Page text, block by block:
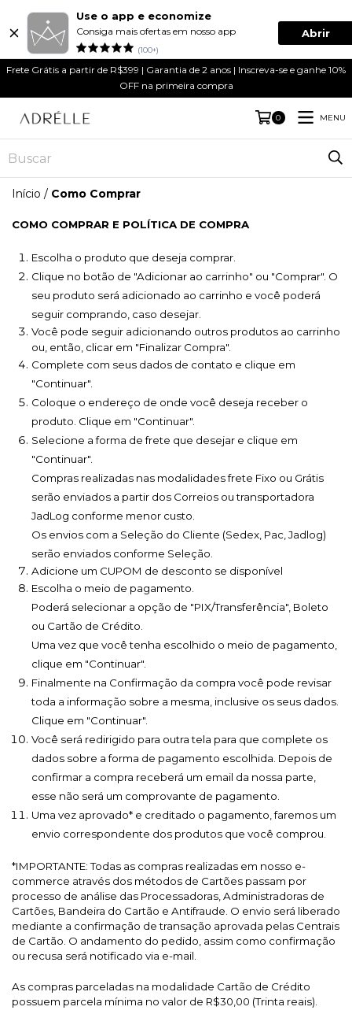
Use o app e economize
Consiga mais ofertas em nosso app
(100+)
Abrir
Frete Grátis a partir de R$399 | Garantia de 2 anos | Inscreva-se e ganhe 10%
OFF na primeira compra
0 MENU
Início / Como Comprar
COMO COMPRAR E POLÍTICA DE COMPRA
Escolha o produto que deseja comprar.
Clique no botão de "Adicionar ao carrinho" ou "Comprar". O
seu produto será adicionado ao carrinho e você poderá
seguir comprando, caso desejar.
Você pode seguir adicionando outros produtos ao carrinho
ou, então, clicar em "Finalizar Compra".
Complete com seus dados de contato e clique em
"Continuar".
Coloque o endereço de onde você deseja receber o
produto. Clique em "Continuar".
Selecione a forma de frete que desejar e clique em
"Continuar".
Compras realizadas nas modalidades frete Fixo ou Grátis
serão enviados a partir dos Correios ou transportadora
JadLog conforme menor custo.
Os envios com a Seleção do Cliente (Sedex, Pac, Jadlog)
serão enviados conforme Seleção.
Adicione um CUPOM de desconto se disponível
Escolha o meio de pagamento.
Poderá selecionar a opção de "PIX/Transferência", Boleto
ou Cartão de Crédito.
Uma vez que você tenha escolhido o meio de pagamento,
clique em "Continuar".
Finalmente na Confirmação da compra você pode revisar
toda a informação sobre a mesma, inclusive os seus dados.
Clique em "Continuar".
Você será redirigido para outra tela para que complete os
dados sobre a forma de pagamento escolhida. Depois de
confirmar a compra receberá um email da nossa parte,
esse não será um comprovante de pagamento.
Uma vez aprovado* e creditado o pagamento, faremos um
envio correspondente dos produtos que você comprou.
*IMPORTANTE: Todas as compras realizadas em nosso e-
commerce através dos métodos de Cartões passam por
processo de análise das Processadoras, Administradoras de
Cartões, Bandeira do Cartão e Antifraude. O envio será liberado
mediante a confirmação de transação aprovada pelas Centrais
de Cartão. O andamento do pedido, assim como confirmação
ou recusa será notificado via e-mail.
As compras parceladas na modalidade Cartão de Crédito
possuem parcela mínima no valor de R$30,00 (Trinta reais).